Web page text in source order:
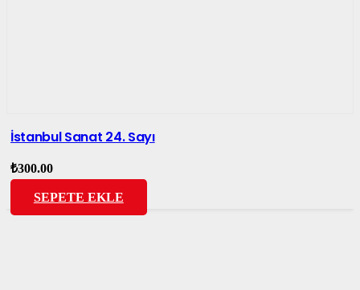
İstanbul Sanat 24. Sayı
₺300.00
SEPETE EKLE